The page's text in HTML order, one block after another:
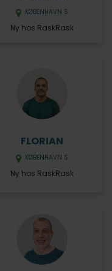
KØBENHAVN S
Ny hos RaskRask
FLORIAN
KØBENHAVN S
Ny hos RaskRask